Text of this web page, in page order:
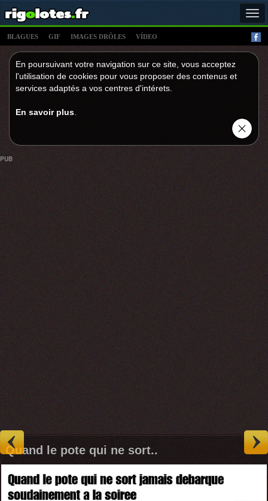
BLAGUES GIF IMAGES DRÔLES VÍDEO
En poursuivant votre navigation sur ce site, vous acceptez
l'utilisation de cookies pour vous proposer des contenus et
services adaptés a vos centres d'intérets.
En savoir plus
PUB
Quand le pote qui ne sort..